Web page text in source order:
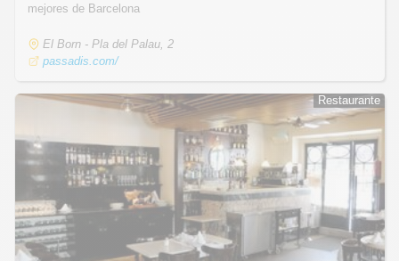
mejores de Barcelona
El Born - Pla del Palau, 2
passadis.com/
Restaurante
Restaurante